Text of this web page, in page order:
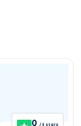
0 / 5 stars